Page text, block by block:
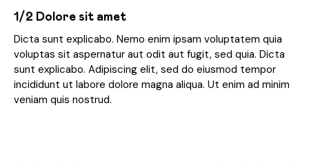
1/2 Dolore sit amet
Dicta sunt explicabo. Nemo enim ipsam voluptatem quia
voluptas sit aspernatur aut odit aut fugit, sed quia. Dicta
sunt explicabo. Adipiscing elit, sed do eiusmod tempor
incididunt ut labore dolore magna aliqua. Ut enim ad minim
veniam quis nostrud.